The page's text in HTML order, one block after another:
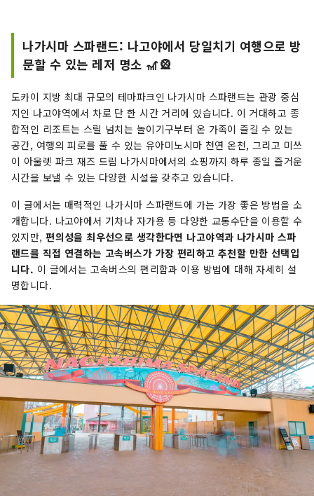
나가시마 스파랜드: 나고야에서 당일치기 여행으로 방
문할 수 있는 레저 명소 🎢🎡
도카이 지방 최대 규모의 테마파크인 나가시마 스파랜드는 관광 중심
지인 나고야역에서 차로 단 한 시간 거리에 있습니다. 이 거대하고 종
합적인 리조트는 스릴 넘치는 놀이기구부터 온 가족이 즐길 수 있는
공간, 여행의 피로를 풀 수 있는 유아미노시마 천연 온천, 그리고 미쓰
이 아울렛 파크 재즈 드림 나가시마에서의 쇼핑까지 하루 종일 즐거운
시간을 보낼 수 있는 다양한 시설을 갖추고 있습니다.
이 글에서는 매력적인 나가시마 스파랜드에 가는 가장 좋은 방법을 소
개합니다. 나고야에서 기차나 자가용 등 다양한 교통수단을 이용할 수
있지만,편의성을 최우선으로 생각한다면 나고야역과 나가시마 스파
랜드를 직접 연결하는 고속버스가 가장 편리하고 추천할 만한 선택입
니다. 이 글에서는 고속버스의 편리함과 이용 방법에 대해 자세히 설
명합니다.